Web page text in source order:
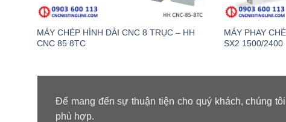
MÁY CHÉP HÌNH DÀI CNC 8 TRỤC – HH
CNC 85 8TC
MÁY PHAY
SX2 1500/2400
Để mang đến sự thuận tiện cho quý khách, chúng
phù hợp.